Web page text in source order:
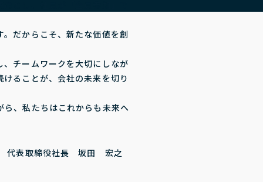
だからこそ、新たな価値を創
チームワークを大切にしなが
ることが、会社の未来を切り
、私たちはこれからも未来へ
代表取締役社長 坂田 宏之